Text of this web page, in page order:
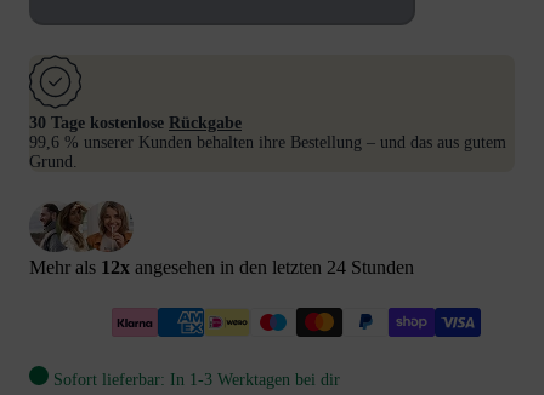
30 Tage kostenlose Rückgabe
99,6 % unserer Kunden behalten ihre Bestellung – und das aus gutem
Grund.
Mehr als 12x angesehen in den letzten 24 Stunden
Sofort lieferbar: In 1-3 Werktagen bei dir